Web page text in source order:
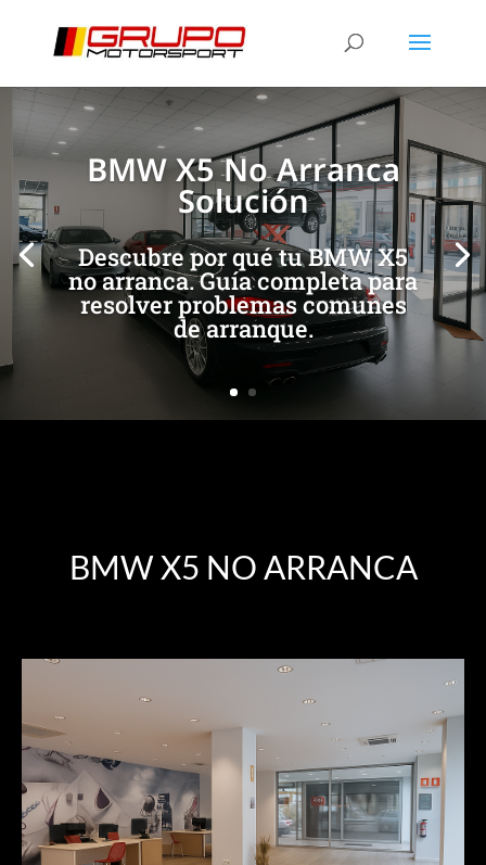
BMW X5 No Arranca
Solución
Descubre por qué tu BMW X5
no arranca. Guía completa para
resolver problemas comunes
de arranque.
[/et_pb_slide] [/et_pb_slide]
BMW X5 NO ARRANCA